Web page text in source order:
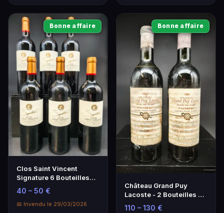
Bonne affaire
Clos Saint Vincent
Signature 6 Bouteilles
Grand Cru Saint Emilion
40 – 50 €
📅 Invendu le 29/03/2026
Bonne affaire
Château Grand Puy
Lacoste - 2 Bouteilles de
Vin Rouge AOC Pauillac
110 – 130 €